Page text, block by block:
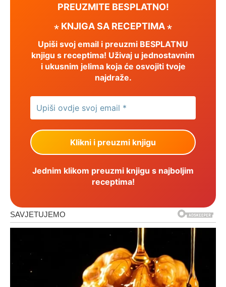
PREUZMITE BESPLATNO!
⋆ KNJIGA SA RECEPTIMA ⋆
Upiši svoj email i preuzmi BESPLATNU
knjigu s receptima! Uživaj u jednostavnim
i ukusnim jelima koja će osvojiti tvoje
najdraže.
Jednim klikom preuzmi knjigu s najboljim
receptima!